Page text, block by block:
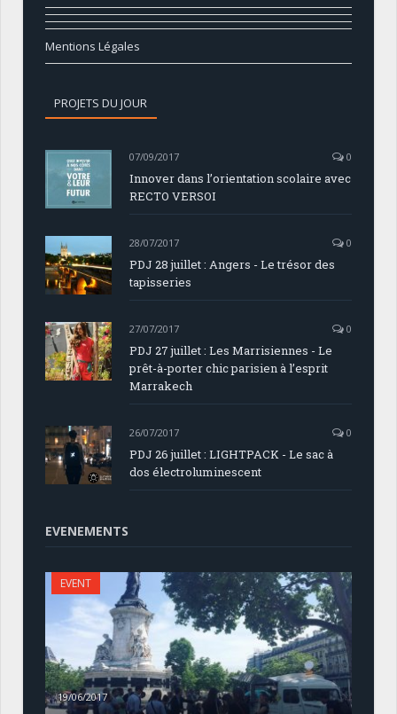
Mentions Légales
PROJETS DU JOUR
07/09/2017 0
Innover dans l’orientation scolaire avec
RECTO VERSOI
28/07/2017 0
PDJ 28 juillet : Angers - Le trésor des
tapisseries
27/07/2017 0
PDJ 27 juillet : Les Marrisiennes - Le
prêt-à-porter chic parisien à l’esprit
Marrakech
26/07/2017 0
PDJ 26 juillet : LIGHTPACK - Le sac à
dos électroluminescent
EVENEMENTS
EVENT
19/06/2017